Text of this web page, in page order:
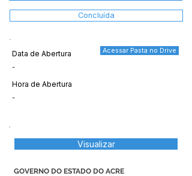
Concluída
Data de Abertura Acessar Pasta no Drive
-
Hora de Abertura
-
Visualizar
GOVERNO DO ESTADO DO ACRE